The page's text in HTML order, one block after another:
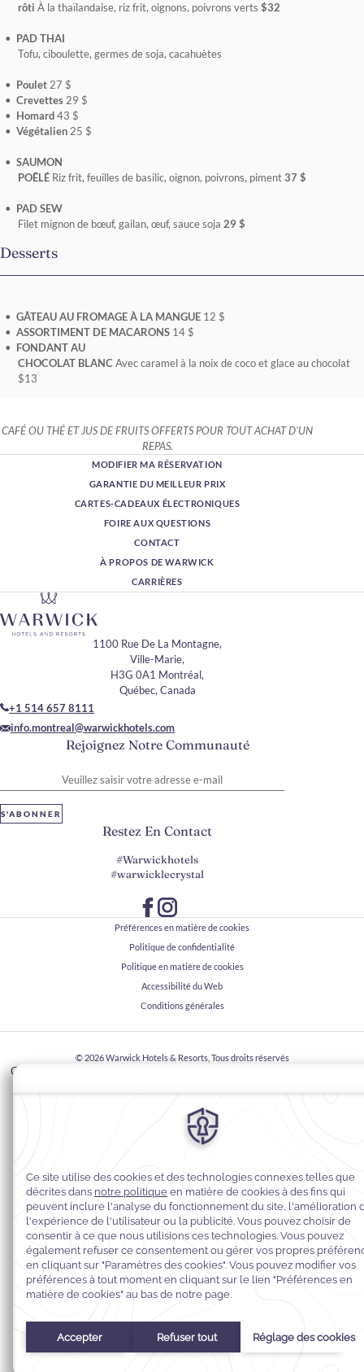
rôti À la thaïlandaise, riz frit, oignons, poivrons verts $32
PAD THAI
Tofu, ciboulette, germes de soja, cacahuètes
Poulet 27 $
Crevettes 29 $
Homard43 $
Végétalien 25 $
SAUMON
POÊLÉ Riz frit, feuilles de basilic, oignon, poivrons, piment37 $
PAD SEW
Filet mignon de bœuf, gailan, œuf, sauce soja 29 $
Desserts
GÂTEAU AU FROMAGE À LA MANGUE 12 $
ASSORTIMENT DE MACARONS 14 $
FONDANT AU
CHOCOLAT BLANC Avec caramel à la noix de coco et glace au chocolat
$13
CAFÉ OU THÉ ET JUS DE FRUITS OFFERTS POUR TOUT ACHAT D'UN
REPAS.
MODIFIER MA RÉSERVATION
GARANTIE DU MEILLEUR PRIX
CARTES-CADEAUX ÉLECTRONIQUES
FOIRE AUX QUESTIONS
CONTACT
À PROPOS DE WARWICK
CARRIÈRES
Rejoignez Notre Communauté
S'ABONNER
1100 Rue De La Montagne,
Ville-Marie,
H3G 0A1 Montréal,
Québec, Canada
+1 514 657 8111
info.montreal@warwickhotels.com
Restez En Contact
#Warwickhotels
#warwicklecrystal
Préférences en matière de cookies
Politique de confidentialité
Politique en matière de cookies
Accessibilité du Web
Conditions générales
© 2026Warwick Hotels & Resorts, Tous droits réservés
CITQ Registration number: 222116 / EXP: 30/04/2027